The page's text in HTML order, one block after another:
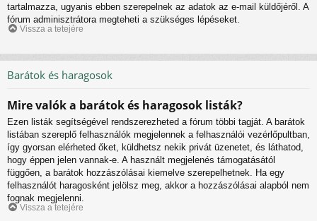
tartalmazza, ugyanis ebben szerepelnek az adatok az e-mail küldőjéről. A
fórum adminisztrátora megteheti a szükséges lépéseket.
Vissza a tetejére
Barátok és haragosok
Mire valók a barátok és haragosok listák?
Ezen listák segítségével rendszerezheted a fórum többi tagját. A barátok
listában szereplő felhasználók megjelennek a felhasználói vezérlőpultban,
így gyorsan elérheted őket, küldhetsz nekik privát üzenetet, és láthatod,
hogy éppen jelen vannak-e. A használt megjelenés támogatásától
függően, a barátok hozzászólásai kiemelve szerepelhetnek. Ha egy
felhasználót haragosként jelölsz meg, akkor a hozzászólásai alapból nem
fognak megjelenni.
Vissza a tetejére